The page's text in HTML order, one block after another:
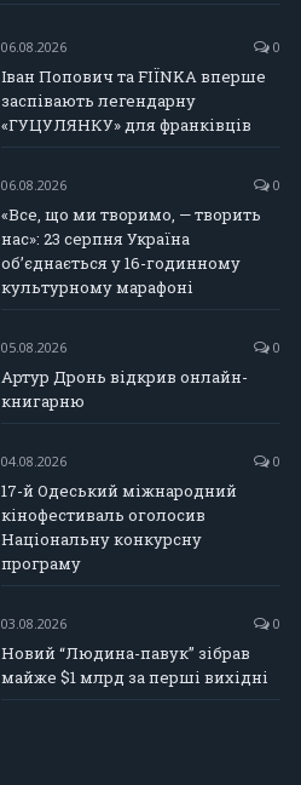
06.08.2026 0
Іван Попович та FIÏNKA вперше
заспівають легендарну
«ГУЦУЛЯНКУ» для франківців
06.08.2026 0
«Все, що ми творимо, — творить
нас»: 23 серпня Україна
об’єднається у 16-годинному
культурному марафоні
05.08.2026 0
Артур Дронь відкрив онлайн-
книгарню
04.08.2026 0
17-й Одеський міжнародний
кінофестиваль оголосив
Національну конкурсну
програму
03.08.2026 0
Новий “Людина-павук” зібрав
майже $1 млрд за перші вихідні